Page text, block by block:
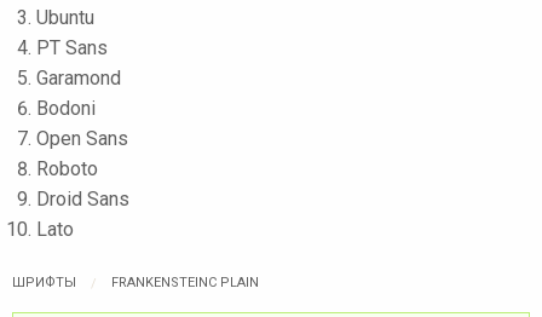
ШРИФТЫ FRANKENSTEINC PLAIN
Ubuntu
PT Sans
Garamond
Bodoni
Open Sans
Roboto
Droid Sans
Lato